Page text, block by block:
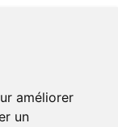
améliorer
un